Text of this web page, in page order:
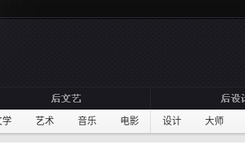
学 艺术 音乐 电影 设计 大师